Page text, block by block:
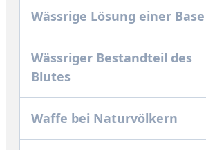
Wässrige Lösung einer Base
Wässriger Bestandteil des
Blutes
Waffe bei Naturvölkern